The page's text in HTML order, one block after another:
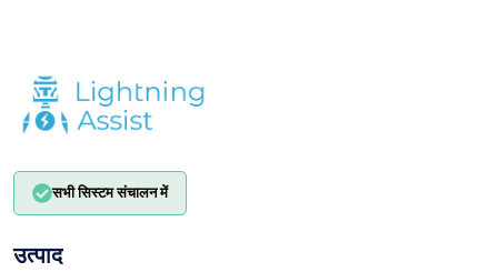
सभी सिस्टम संचालन में
उत्पाद